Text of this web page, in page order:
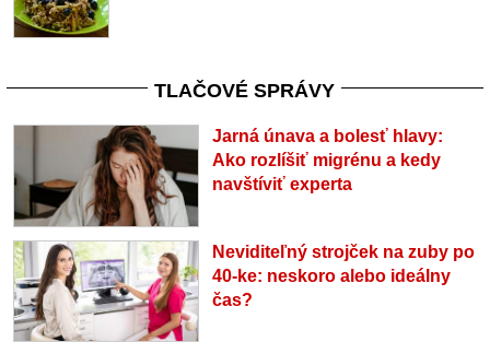
TLAČOVÉ SPRÁVY
Jarná únava a bolesť hlavy:
Ako rozlíšiť migrénu a kedy
navštíviť experta
Neviditeľný strojček na zuby po
40-ke: neskoro alebo ideálny
čas?